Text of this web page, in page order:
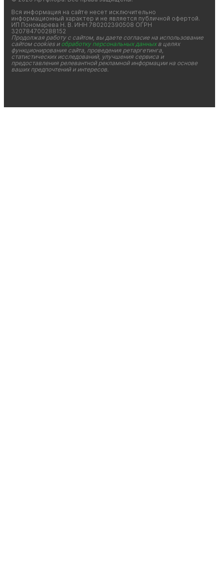
Вся информация на сайте несет исключительно
информационный характер и не является публичной офертой.
ИП Пономарева Н. В. ИНН 780202390508 ОГРН
320784700288152
Продолжая работу с сайтом, вы даете согласие на использование
сайтом cookies и обработку персональных данных в целях
функционирования сайта, проведения ретаргетинга,
статистических исследований, улучшения сервиса и
предоставления релевантной рекламной информации на основе
ваших предпочтений и интересов.